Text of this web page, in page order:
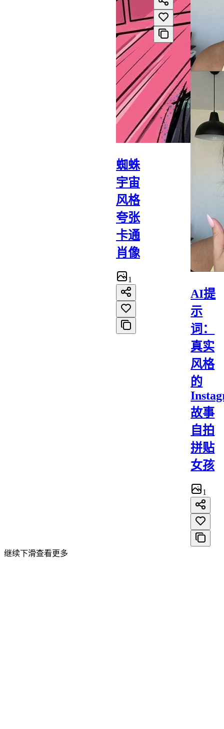
蜘蛛
宇宙
风格
夸张
卡通
肖像
1
AI提
示
词：
真实
风格
的
故事
自拍
拼贴
女孩
1
继续下滑查看更多